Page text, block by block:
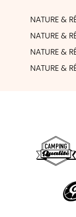
NATURE &
NATURE &
NATURE &
NATURE &